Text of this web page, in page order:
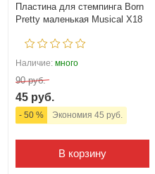
Пластина для стемпинга Born
Pretty маленькая Musical X18
Наличие: много
90 руб.
45 руб.
- 50 % Экономия 45 руб.
В корзину